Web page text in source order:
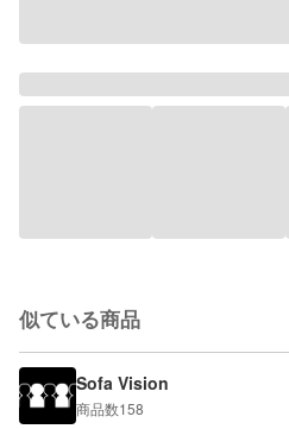
似ている商品
Sofa Vision
商品数158